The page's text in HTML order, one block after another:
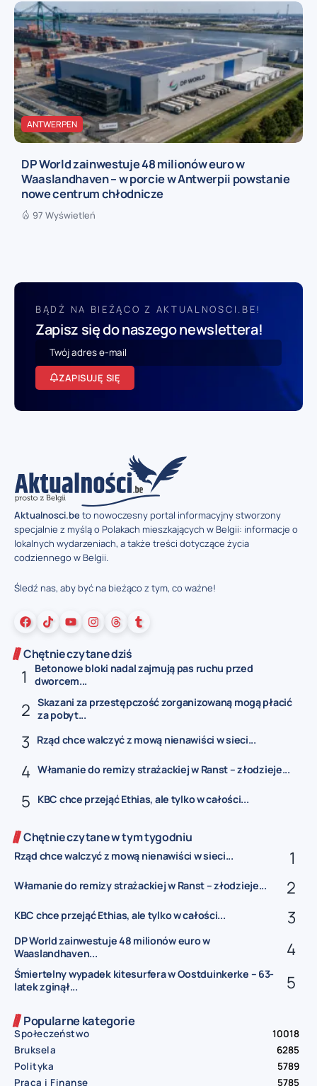
ANTWERPEN
DP World zainwestuje 48 milionów euro w
Waaslandhaven – w porcie w Antwerpii powstanie
nowe centrum chłodnicze
97 Wyświetleń
BĄDŹ NA BIEŻĄCO Z AKTUALNOSCI.BE!
Zapisz się do naszego newslettera!
ZAPISUJĘ SIĘ
Aktualnosci.beto nowoczesny portal informacyjny stworzony
specjalnie z myślą o Polakach mieszkających w Belgii: informacje o
lokalnych wydarzeniach, a także treści dotyczące życia
codziennego w Belgii.
Śledź nas, aby być na bieżąco z tym, co ważne!
Chętnie czytane dziś
Betonowe bloki nadal zajmują pas ruchu przed
dworcem...
Skazani za przestępczość zorganizowaną mogą płacić
za pobyt...
Rząd chce walczyć z mową nienawiści w sieci...
Włamanie do remizy strażackiej w Ranst – złodzieje...
KBC chce przejąć Ethias, ale tylko w całości...
Chętnie czytane w tym tygodniu
Rząd chce walczyć z mową nienawiści w sieci...
Włamanie do remizy strażackiej w Ranst – złodzieje...
KBC chce przejąć Ethias, ale tylko w całości...
DP World zainwestuje 48 milionów euro w
Waaslandhaven...
Śmiertelny wypadek kitesurfera w Oostduinkerke – 63-
latek zginął...
Popularne kategorie
Społeczeństwo
10018
Bruksela
6285
Polityka
5789
Praca i Finanse
5785